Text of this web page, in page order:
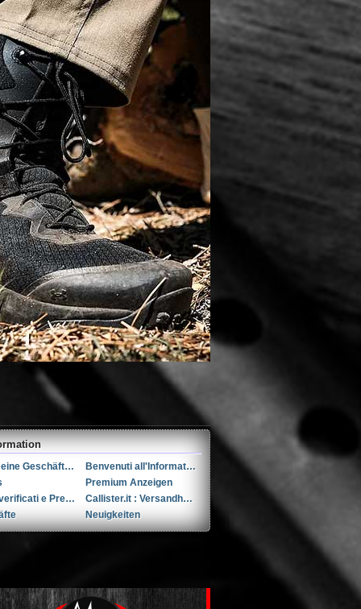
Allgemeine Geschäftsbedingungen (AGB)s
Benvenuti all'Informativa sulla Privacy
Premium Anzeigen
Utenti verificati e Premium
Callister.it : Versandhandel seit 2002
Neuigkeiten